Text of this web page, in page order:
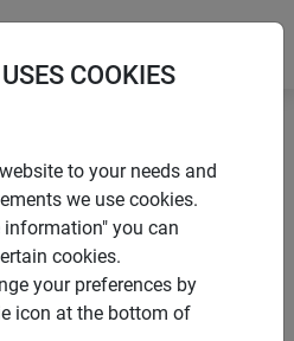
Outils de repiquage en bois
COOKIES
to your needs and
we use cookies.
you can
cookies.
your preferences by
icon at the bottom of